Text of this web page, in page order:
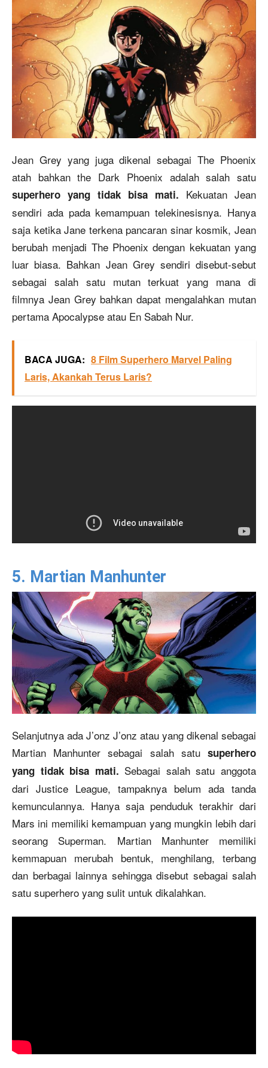
Jean Grey yang juga dikenal sebagai The Phoenix
atah bahkan the Dark Phoenix adalah salah satu
superhero yang tidak bisa mati. Kekuatan Jean
sendiri ada pada kemampuan telekinesisnya. Hanya
saja ketika Jane terkena pancaran sinar kosmik, Jean
berubah menjadi The Phoenix dengan kekuatan yang
luar biasa. Bahkan Jean Grey sendiri disebut-sebut
sebagai salah satu mutan terkuat yang mana di
filmnya Jean Grey bahkan dapat mengalahkan mutan
pertama Apocalypse atau En Sabah Nur.
BACA JUGA: 8 Film Superhero Marvel Paling
Laris, Akankah Terus Laris?
5. Martian Manhunter
Selanjutnya ada J’onz J’onz atau yang dikenal sebagai
Martian Manhunter sebagai salah satu superhero
yang tidak bisa mati. Sebagai salah satu anggota
dari Justice League, tampaknya belum ada tanda
kemunculannya. Hanya saja penduduk terakhir dari
Mars ini memiliki kemampuan yang mungkin lebih dari
seorang Superman. Martian Manhunter memiliki
kemmapuan merubah bentuk, menghilang, terbang
dan berbagai lainnya sehingga disebut sebagai salah
satu superhero yang sulit untuk dikalahkan.